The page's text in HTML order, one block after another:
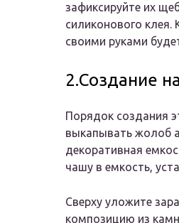
зафиксируйте их
силиконового
своими руками
2.Создание
Порядок создания
выкапывать жолоб
декоративная
чашу в емкость,
Сверху уложите
композицию из